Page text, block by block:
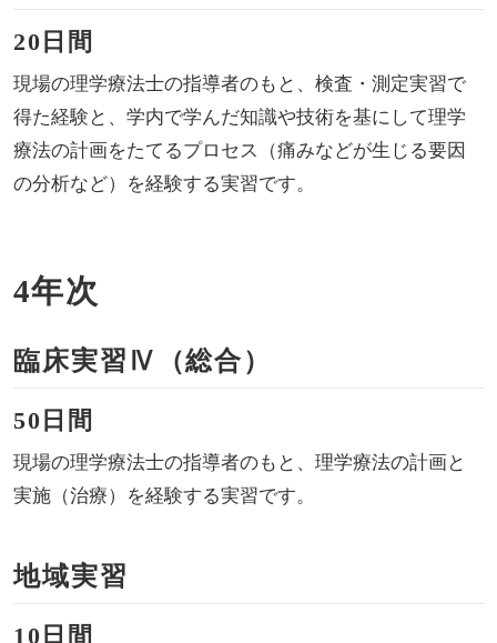
20日間
現場の理学療法士の指導者のもと、検査・測定実習で
得た経験と、学内で学んだ知識や技術を基にして理学
療法の計画をたてるプロセス（痛みなどが生じる要因
の分析など）を経験する実習です。
4年次
臨床実習Ⅳ（総合）
50日間
現場の理学療法士の指導者のもと、理学療法の計画と
実施（治療）を経験する実習です。
地域実習
10日間